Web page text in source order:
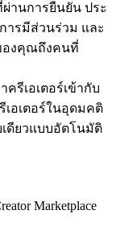
านการยืนยัน ประ
ารมีส่วนร่วม และ
องคุณถึงคนที่
รีเอเตอร์เข้ากับ
อเตอร์ในอุดมคติ
ดียวแบบอัตโนมัติ
Marketplace